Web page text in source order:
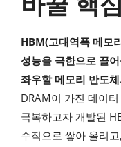
HBM(고대역폭 메모
성능을 극한으로 끌
좌우할 메모리 반도
DRAM이 가진 데이
극복하고자 개발된
수직으로 쌓아 올리고